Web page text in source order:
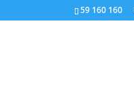
59 160 160